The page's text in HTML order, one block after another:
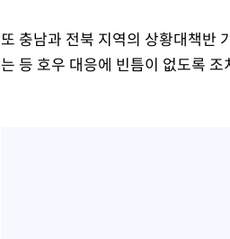
또 충남과 전북 지역의 상황대책반
는 등 호우 대응에 빈틈이 없도록